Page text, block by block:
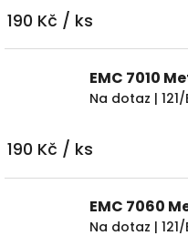
190 Kč / ks
EMC 7010
Na dotaz |
190 Kč / ks
EMC 7060
Na dotaz |